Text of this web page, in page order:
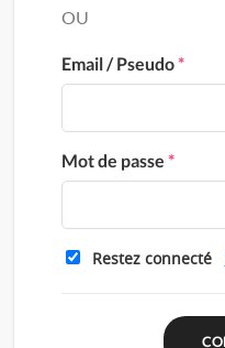
OU
Email / Pseudo*
Mot de passe *
Restez connecté